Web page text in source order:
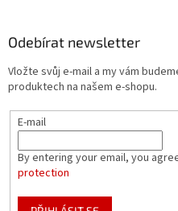
Odebírat newsletter
Vložte svůj e-mail a my vám
produktech na našem e-shopu.
E-mail
By entering your email, you
protection